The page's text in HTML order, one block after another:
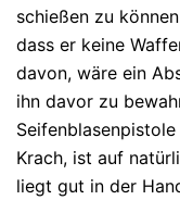
schießen zu
dass er keine
davon, wäre ein
ihn davor zu
Krach, ist auf
liegt gut in der